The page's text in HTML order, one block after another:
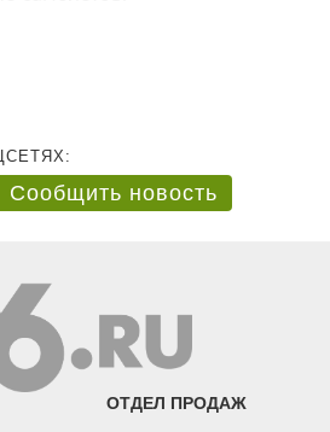
Сообщить новость
ОТДЕЛ ПРОДАЖ